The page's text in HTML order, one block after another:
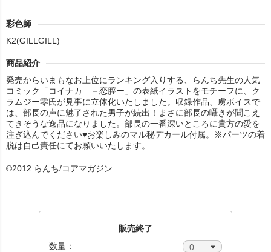
彩色師
K2(GILLGILL)
商品紹介
発売からいまもなお上位にランキング入りする、らんち先生の人気
コミック「コイナカ －恋膣ー」の表紙イラストをモチーフに、ク
ラムジー零氏が見事に立体化いたしました。収録作品、虜ボイスで
は、部長の声に魅了された男子が続出！まさに部長の囁きが聞こえ
てきそうな逸品になりました。部長の一番深いところに貴方の愛を
注ぎ込んでください♥お楽しみのマル秘デカール付属。※パーツの着
脱は自己責任にてお願いいたします。
©2012 らんち/コアマガジン
販売終了
数量：